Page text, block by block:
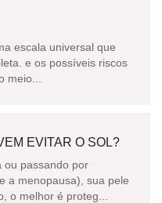
escala universal que
e os possíveis riscos
meio...
EVITAR O SOL?
ou passando por
a menopausa), sua pele
o melhor é proteg...